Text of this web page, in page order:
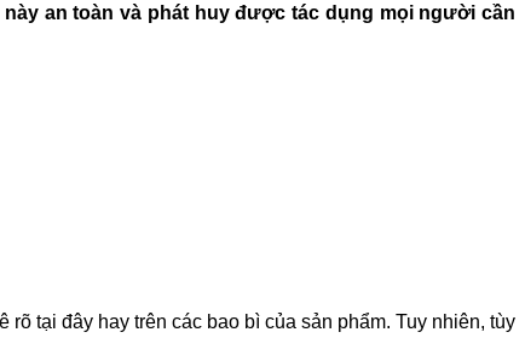
an toàn và phát huy được tác dụng mọi người cần
tại đây hay trên các bao bì của sản phẩm. Tuy nhiên, tùy